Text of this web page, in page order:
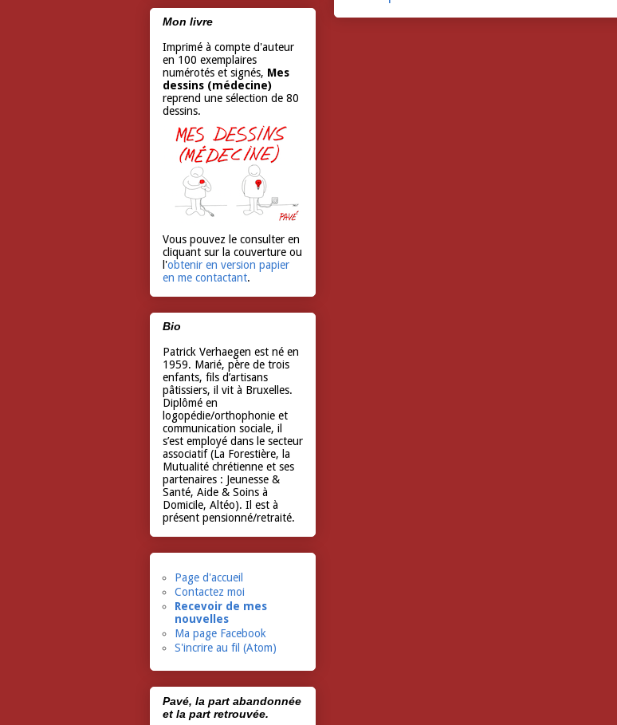
Mon livre
Imprimé à compte d'auteur
en 100 exemplaires
numérotés et signés, Mes
dessins (médecine)
reprend une sélection de 80
dessins.
Vous pouvez le consulter en
cliquant sur la couverture ou
l'obtenir en version papier
en me contactant.
Bio
Patrick Verhaegen est né en
1959. Marié, père de trois
enfants, fils d’artisans
pâtissiers, il vit à Bruxelles.
Diplômé en
logopédie/orthophonie et
communication sociale, il
s’est employé dans le secteur
associatif (La Forestière, la
Mutualité chrétienne et ses
partenaires : Jeunesse &
Santé, Aide & Soins à
Domicile, Altéo). Il est à
présent pensionné/retraité.
Page d'accueil
Contactez moi
Recevoir de mes
nouvelles
Ma page Facebook
S'incrire au fil (Atom)
Pavé, la part abandonnée
et la part retrouvée.